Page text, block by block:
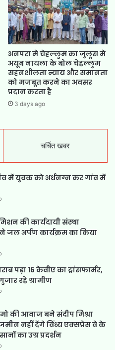
अनपरा मे चेहल्लुम का जुलूस मे
अयूब नायला के बोल चेहल्लुम
सहनशीलता न्याय और समानता
को मजबूत करने का अवसर
प्रदान करता है
3 days ago
चर्चित खबर
में युवक को अर्धनग्न कर गांव में
की कार्यदायी संस्था
जल अर्पण कार्यक्रम का किया
पड़ा 16 केवीए का ट्रांसफार्मर,
रहे ग्रामीण
की आवाज बने संदीप मिश्रा
नहीं देंगे विंध्य एक्सप्रेस वे के
का उग्र प्रदर्शन